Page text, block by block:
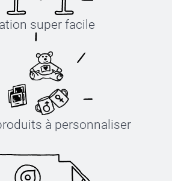
super facile
à personnaliser